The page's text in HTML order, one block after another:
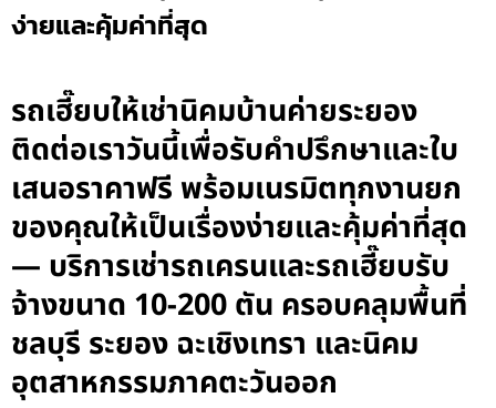
ง่ายและคุ้มค่าที่สุด
รถเฮี๊ยบให้เช่านิคมบ้านค่ายระยอง
ติดต่อเราวันนี้เพื่อรับคำปรึกษาและใบ
เสนอราคาฟรี พร้อมเนรมิตทุกงานยก
ของคุณให้เป็นเรื่องง่ายและคุ้มค่าที่สุด
— บริการเช่ารถเครนและรถเฮี๊ยบรับ
จ้างขนาด 10-200 ตัน ครอบคลุมพื้นที่
ชลบุรี ระยอง ฉะเชิงเทรา และนิคม
อุตสาหกรรมภาคตะวันออก